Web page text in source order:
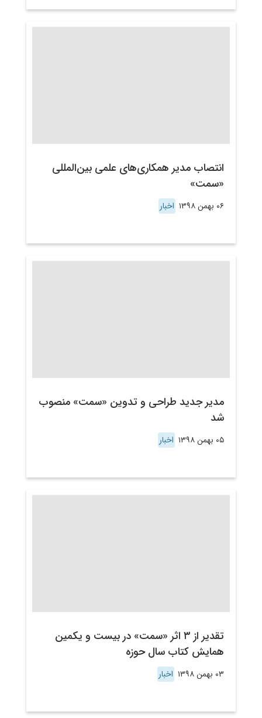
انتصاب مدیر همکاری‌های علمی بین‌المللی
«سمت»
۰۶ بهمن ۱۳۹۸ اخبار
مدیر جدید طراحی و تدوین «سمت» منصوب
شد
۰۵ بهمن ۱۳۹۸ اخبار
تقدیر از ۳ اثر «سمت» در بیست و یکمین
همایش کتاب سال حوزه
۰۳ بهمن ۱۳۹۸ اخبار